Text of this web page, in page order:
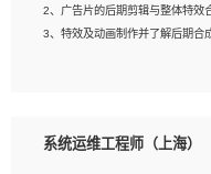
5、熟悉 3Ds Max 或者 Maya；
6、有良好的沟通能力和团队合作
2、广告片的后期剪辑与整体特效
3、特效及动画制作并了解后期合
2、熟练使用After Effect、Photo
系统运维工程师（上海）